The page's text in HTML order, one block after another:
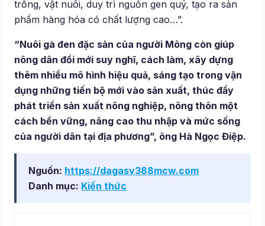
trồng, vật nuôi, duy trì nguồn gen quý, tạo ra sản
phẩm hàng hóa có chất lượng cao…”.
“Nuôi gà đen đặc sản của người Mông còn giúp
nông dân đổi mới suy nghĩ, cách làm, xây dựng
thêm nhiều mô hình hiệu quả, sáng tạo trong vận
dụng những tiến bộ mới vào sản xuất, thúc đẩy
phát triển sản xuất nông nghiệp, nông thôn một
cách bền vững, nâng cao thu nhập và mức sống
của người dân tại địa phương”, ông Hà Ngọc Điệp.
Nguồn: https://dagasv388mcw.com
Danh mục: Kiến thức